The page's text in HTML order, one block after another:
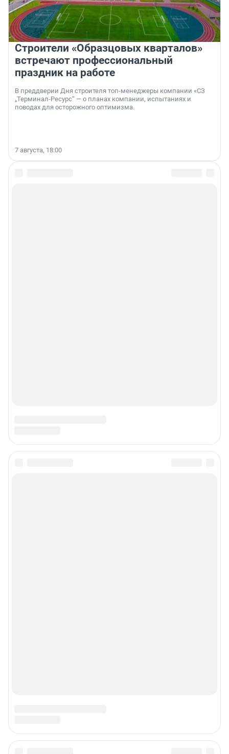
Строители «Образцовых кварталов»
встречают профессиональный
праздник на работе
В преддверии Дня строителя топ-менеджеры компании «СЗ
„Терминал-Ресурс“ — о планах компании, испытаниях и
поводах для осторожного оптимизма.
7 августа, 18:00